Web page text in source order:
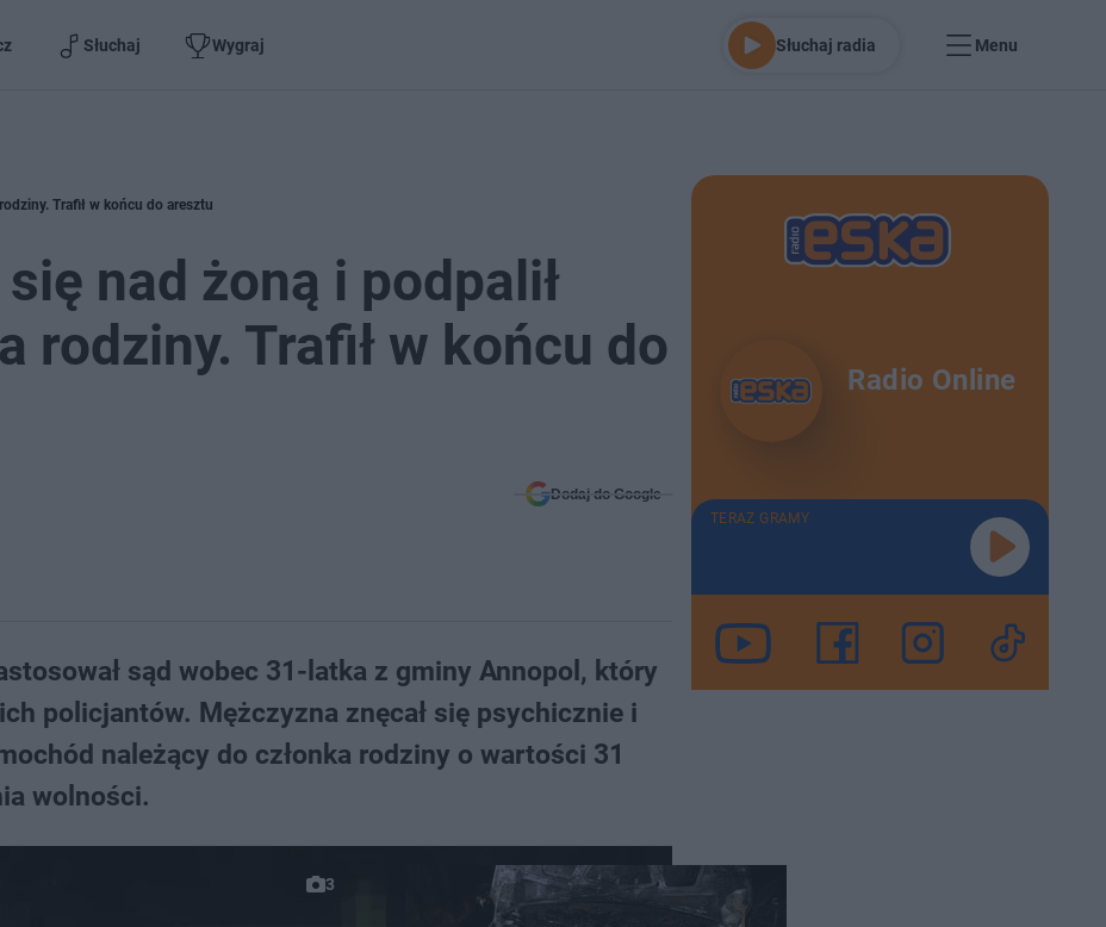
Słuchaj Wygraj Słuchaj radia Menu
Trafił w końcu do aresztu
nad żoną i podpalił
rodziny. Trafił w końcu do
Dodaj do Google
sąd wobec 31-latka z gminy Annopol, który
policjantów. Mężczyzna znęcał się psychicznie i
należący do członka rodziny o wartości 31
wolności.
3
Radio Online
TERAZ GRAMY